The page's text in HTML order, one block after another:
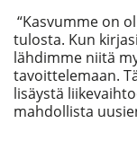
“Kasvumme on
tulosta. Kun
lähdimme niitä
tavoittelemaan.
lisäystä
mahdollista